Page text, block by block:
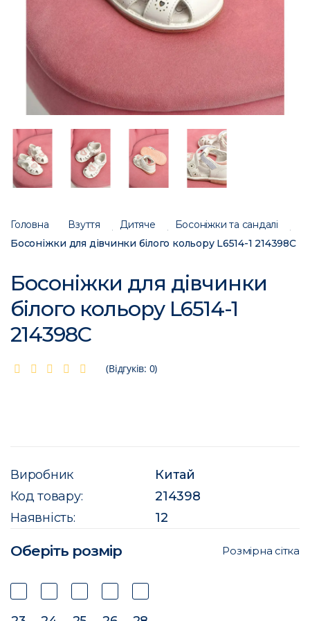
Головна Взуття Дитяче
Босоніжки та сандалі
Босоніжки для дівчинки білого кольору L6514-1 214398C
Босоніжки для дівчинки
білого кольору L6514-1
214398C
(Відгуків: 0)
Виробник
Китай
Код товару:
214398
Наявність:
12
Оберіть розмір Розмірна сітка